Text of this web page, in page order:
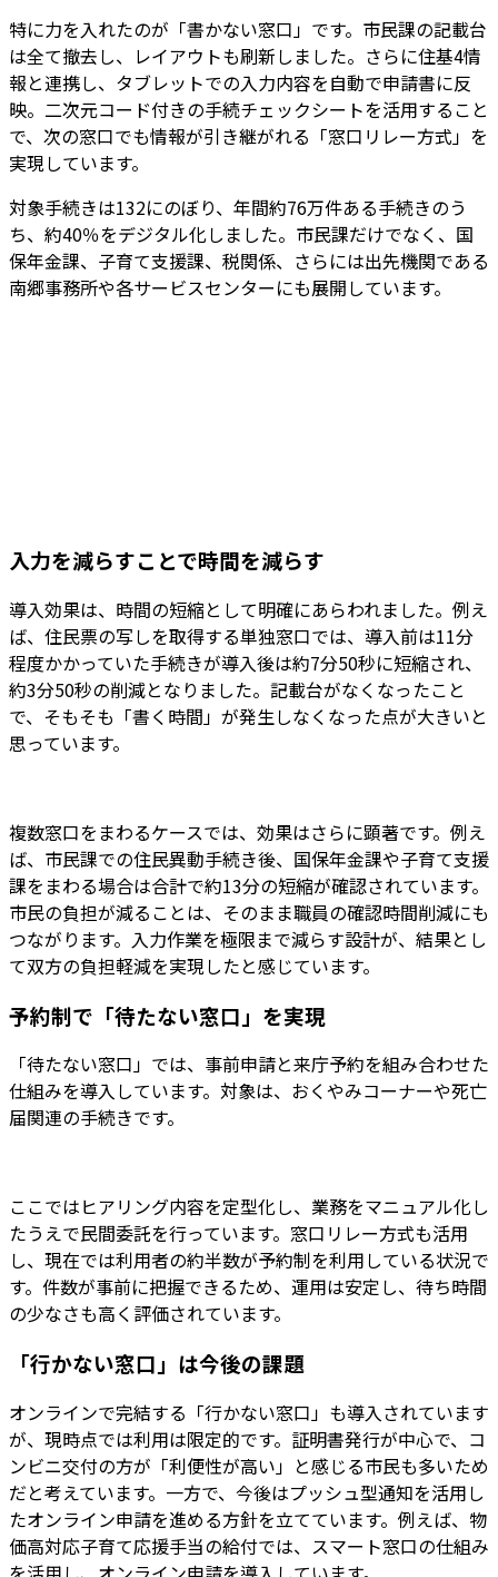
特に力を入れたのが「書かない窓口」です。市民課の記載台
は全て撤去し、レイアウトも刷新しました。さらに住基4情
報と連携し、タブレットでの入力内容を自動で申請書に反
映。二次元コード付きの手続チェックシートを活用すること
で、次の窓口でも情報が引き継がれる「窓口リレー方式」を
実現しています。
対象手続きは132にのぼり、年間約76万件ある手続きのう
ち、約40％をデジタル化しました。市民課だけでなく、国
保年金課、子育て支援課、税関係、さらには出先機関である
南郷事務所や各サービスセンターにも展開しています。
入力を減らすことで時間を減らす
導入効果は、時間の短縮として明確にあらわれました。例え
ば、住民票の写しを取得する単独窓口では、導入前は11分
程度かかっていた手続きが導入後は約7分50秒に短縮され、
約3分50秒の削減となりました。記載台がなくなったこと
で、そもそも「書く時間」が発生しなくなった点が大きいと
思っています。
複数窓口をまわるケースでは、効果はさらに顕著です。例え
ば、市民課での住民異動手続き後、国保年金課や子育て支援
課をまわる場合は合計で約13分の短縮が確認されています。
市民の負担が減ることは、そのまま職員の確認時間削減にも
つながります。入力作業を極限まで減らす設計が、結果とし
て双方の負担軽減を実現したと感じています。
予約制で「待たない窓口」を実現
「待たない窓口」では、事前申請と来庁予約を組み合わせた
仕組みを導入しています。対象は、おくやみコーナーや死亡
届関連の手続きです。
ここではヒアリング内容を定型化し、業務をマニュアル化し
たうえで民間委託を行っています。窓口リレー方式も活用
し、現在では利用者の約半数が予約制を利用している状況で
す。件数が事前に把握できるため、運用は安定し、待ち時間
の少なさも高く評価されています。
「行かない窓口」は今後の課題
オンラインで完結する「行かない窓口」も導入されています
が、現時点では利用は限定的です。証明書発行が中心で、コ
ンビニ交付の方が「利便性が高い」と感じる市民も多いため
だと考えています。一方で、今後はプッシュ型通知を活用し
たオンライン申請を進める方針を立てています。例えば、物
価高対応子育て応援手当の給付では、スマート窓口の仕組み